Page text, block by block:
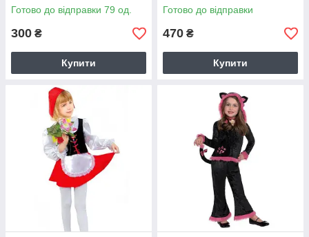
Готово до відправки 79 од.
300 ₴
Купити
Готово до відправки
470 ₴
Купити